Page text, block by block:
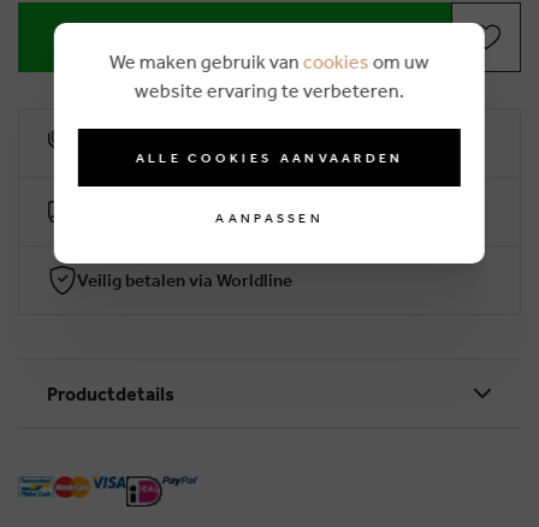
Gratis levering vanaf €50 (2-4 werkdagen)
Veilig betalen via Worldline
Productdetails
We maken gebruik van cookies om uw
website ervaring te verbeteren.
ALLE COOKIES AANVAARDEN
AANPASSEN